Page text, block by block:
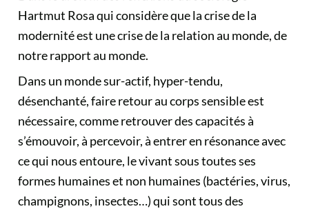
Hartmut Rosa qui considère que la crise de la
modernité est une crise de la relation au monde, de
notre rapport au monde.
Dans un monde sur-actif, hyper-tendu,
désenchanté, faire retour au corps sensible est
nécessaire, comme retrouver des capacités à
s’émouvoir, à percevoir, à entrer en résonance avec
ce qui nous entoure, le vivant sous toutes ses
formes humaines et non humaines (bactéries, virus,
champignons, insectes…) qui sont tous des